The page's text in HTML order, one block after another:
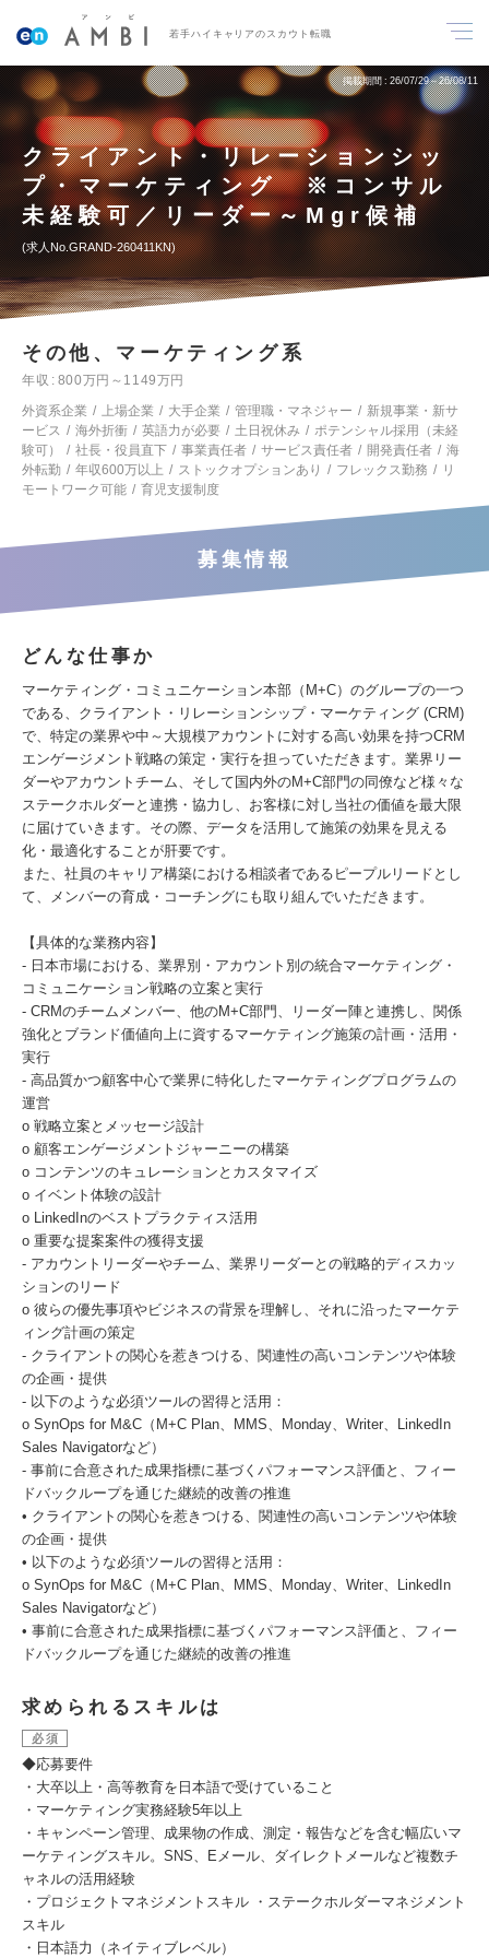
若手ハイキャリアのスカウト転職
掲載期間 26/07/29～26/08/11
クライアント・リレーションシッ
プ・マーケティング ※コンサル
未経験可／リーダー～Mgr候補
求人No.GRAND-260411KN
その他、マーケティング系
年収
800万円～1149万円
外資系企業
上場企業 大手企業 管理職・マネジャー
新規事業・新サ
ービス
海外折衝 英語力が必要 土日祝休み
ポテンシャル採用（未経
験可）
社長・役員直下 事業責任者 サービス責任者 開発責任者
海
外転勤
年収600万以上 ストックオプションあり フレックス勤務
リ
モートワーク可能
育児支援制度
募集情報
どんな仕事か
マーケティング・コミュニケーション本部（M+C）のグループの一つ
である、クライアント・リレーションシップ・マーケティング (CRM)
で、特定の業界や中～大規模アカウントに対する高い効果を持つCRM
エンゲージメント戦略の策定・実行を担っていただきます。業界リー
ダーやアカウントチーム、そして国内外のM+C部門の同僚など様々な
ステークホルダーと連携・協力し、お客様に対し当社の価値を最大限
に届けていきます。その際、データを活用して施策の効果を見える
化・最適化することが肝要です。
また、社員のキャリア構築における相談者であるピープルリードとし
て、メンバーの育成・コーチングにも取り組んでいただきます。
【具体的な業務内容】
- 日本市場における、業界別・アカウント別の統合マーケティング・
コミュニケーション戦略の立案と実行
- CRMのチームメンバー、他のM+C部門、リーダー陣と連携し、関係
強化とブランド価値向上に資するマーケティング施策の計画・活用・
実行
- 高品質かつ顧客中心で業界に特化したマーケティングプログラムの
運営
o 戦略立案とメッセージ設計
o 顧客エンゲージメントジャーニーの構築
o コンテンツのキュレーションとカスタマイズ
o イベント体験の設計
o LinkedInのベストプラクティス活用
o 重要な提案案件の獲得支援
- アカウントリーダーやチーム、業界リーダーとの戦略的ディスカッ
ションのリード
o 彼らの優先事項やビジネスの背景を理解し、それに沿ったマーケテ
ィング計画の策定
- クライアントの関心を惹きつける、関連性の高いコンテンツや体験
の企画・提供
- 以下のような必須ツールの習得と活用：
o SynOps for M&C（M+C Plan、MMS、Monday、Writer、LinkedIn
Sales Navigatorなど）
- 事前に合意された成果指標に基づくパフォーマンス評価と、フィー
ドバックループを通じた継続的改善の推進
• クライアントの関心を惹きつける、関連性の高いコンテンツや体験
の企画・提供
• 以下のような必須ツールの習得と活用：
o SynOps for M&C（M+C Plan、MMS、Monday、Writer、LinkedIn
Sales Navigatorなど）
• 事前に合意された成果指標に基づくパフォーマンス評価と、フィー
ドバックループを通じた継続的改善の推進
求められるスキルは
必須
◆応募要件
・大卒以上・高等教育を日本語で受けていること
・マーケティング実務経験5年以上
・キャンペーン管理、成果物の作成、測定・報告などを含む幅広いマ
ーケティングスキル。SNS、Eメール、ダイレクトメールなど複数チ
ャネルの活用経験
・プロジェクトマネジメントスキル ・ステークホルダーマネジメント
スキル
・日本語力（ネイティブレベル）